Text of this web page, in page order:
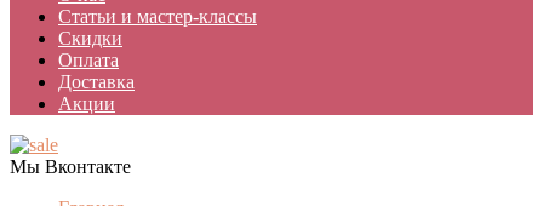
Статьи и мастер-классы
Скидки
Оплата
Доставка
Акции
Мы Вконтакте